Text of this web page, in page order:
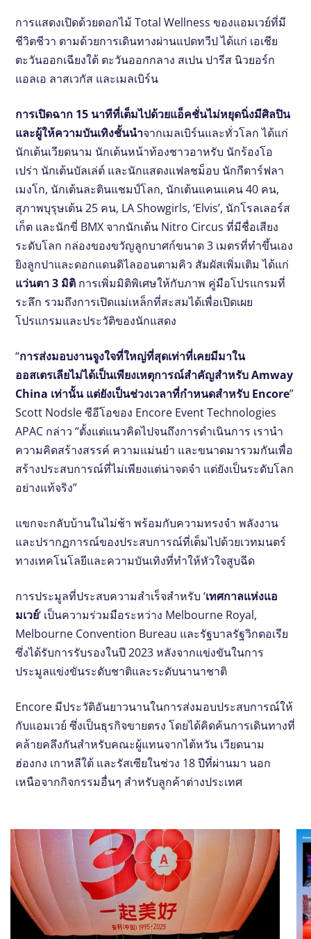
การแสดงเปิดด้วยดอกไม้ Total Wellness ของแอมเวย์ที่มี
ชีวิตชีวา ตามด้วยการเดินทางผ่านแปดทวีป ได้แก่ เอเชีย
ตะวันออกเฉียงใต้ ตะวันออกกลาง สเปน ปารีส นิวยอร์ก
แอลเอ ลาสเวกัส และเมลเบิร์น
การเปิดฉาก 15 นาทีที่เต็มไปด้วยแอ็คชั่นไม่หยุดนิ่งมีศิลปิน
และผู้ให้ความบันเทิงชั้นนําจากเมลเบิร์นและทั่วโลก ได้แก่
นักเต้นเวียดนาม นักเต้นหน้าท้องชาวอาหรับ นักร้องโอ
เปร่า นักเต้นบัลเล่ต์ และนักแสดงแฟลชม็อบ นักกีตาร์ฟลา
เมงโก, นักเต้นละตินแชมป์โลก, นักเต้นแคนแคน 40 คน,
สุภาพบุรุษเต้น 25 คน, LA Showgirls, ‘Elvis’, นักโรลเลอร์ส
เก็ต และนักขี่ BMX จากนักเต้น Nitro Circus ที่มีชื่อเสียง
ระดับโลก กล่องของขวัญลูกบาศก์ขนาด 3 เมตรที่ทําขึ้นเอง
ยิงลูกปาและดอกแดนดิไลออนตามคิว สัมผัสเพิ่มเติม ได้แก่
แว่นตา 3 มิติ การเพิ่มมิติพิเศษให้กับภาพ คู่มือโปรแกรมที่
ระลึก รวมถึงการเปิดแม่เหล็กที่สะสมได้เพื่อเปิดเผย
โปรแกรมและประวัติของนักแสดง
“การส่งมอบงานจูงใจที่ใหญ่ที่สุดเท่าที่เคยมีมาใน
ออสเตรเลียไม่ได้เป็นเพียงเหตุการณ์สําคัญสําหรับ Amway
China เท่านั้น แต่ยังเป็นช่วงเวลาที่กําหนดสําหรับ Encore”
Scott Nodsle ซีอีโอของ Encore Event Technologies
APAC กล่าว “ตั้งแต่แนวคิดไปจนถึงการดําเนินการ เรานํา
ความคิดสร้างสรรค์ ความแม่นยํา และขนาดมารวมกันเพื่อ
สร้างประสบการณ์ที่ไม่เพียงแต่น่าจดจํา แต่ยังเป็นระดับโลก
อย่างแท้จริง”
แขกจะกลับบ้านในไม่ช้า พร้อมกับความทรงจํา พลังงาน
และปรากฏการณ์ของประสบการณ์ที่เต็มไปด้วยเวทมนตร์
ทางเทคโนโลยีและความบันเทิงที่ทําให้หัวใจสูบฉีด
การประมูลที่ประสบความสําเร็จสําหรับ ‘เทศกาลแห่งแอ
มเวย์‘ เป็นความร่วมมือระหว่าง Melbourne Royal,
Melbourne Convention Bureau และรัฐบาลรัฐวิกตอเรีย
ซึ่งได้รับการรับรองในปี 2023 หลังจากแข่งขันในการ
ประมูลแข่งขันระดับชาติและระดับนานาชาติ
Encore มีประวัติอันยาวนานในการส่งมอบประสบการณ์ให้
กับแอมเวย์ ซึ่งเป็นธุรกิจขายตรง โดยได้คิดค้นการเดินทางที่
คล้ายคลึงกันสําหรับคณะผู้แทนจากไต้หวัน เวียดนาม
ฮ่องกง เกาหลีใต้ และรัสเซียในช่วง 18 ปีที่ผ่านมา นอก
เหนือจากกิจกรรมอื่นๆ สําหรับลูกค้าต่างประเทศ